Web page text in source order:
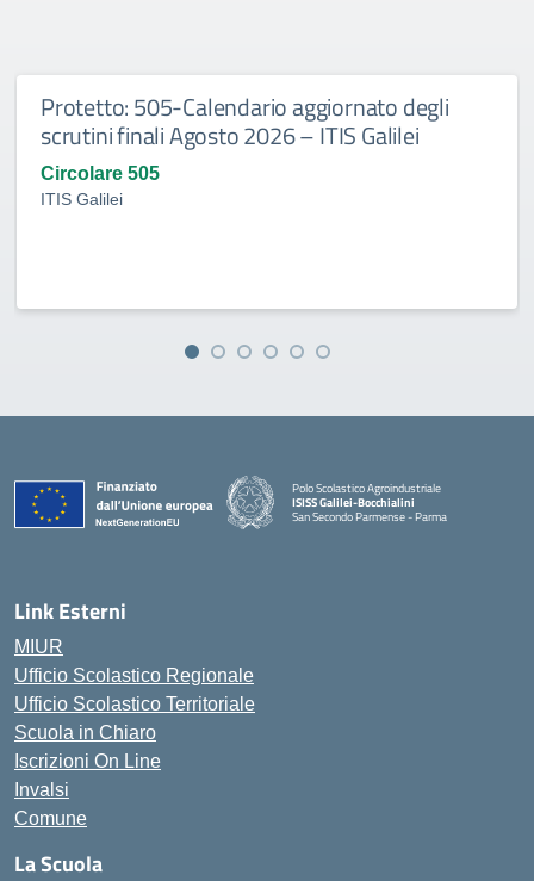
Protetto: 505-Calendario aggiornato degli
scrutini finali Agosto 2026 – ITIS Galilei
Circolare 505
ITIS Galilei
Polo Scolastico Agroindustriale
ISISS Galilei-Bocchialini
San Secondo Parmense - Parma
Link Esterni
MIUR
Ufficio Scolastico Regionale
Ufficio Scolastico Territoriale
Scuola in Chiaro
Iscrizioni On Line
Invalsi
Comune
La Scuola